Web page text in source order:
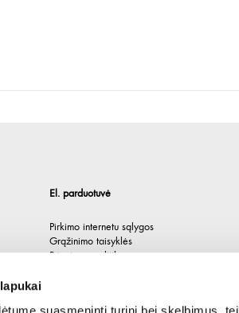
El. parduotuvė
Pirkimo internetu sąlygos
Grąžinimo taisyklės
Privatumo politika